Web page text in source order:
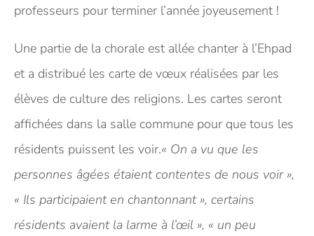
professeurs pour terminer l’année joyeusement !
Une partie de la chorale est allée chanter à l’Ehpad
et a distribué les carte de vœux réalisées par les
élèves de culture des religions. Les cartes seront
affichées dans la salle commune pour que tous les
résidents puissent les voir.« On a vu que les
personnes âgées étaient contentes de nous voir »,
« Ils participaient en chantonnant », certains
résidents avaient la larme à l’œil », « un peu